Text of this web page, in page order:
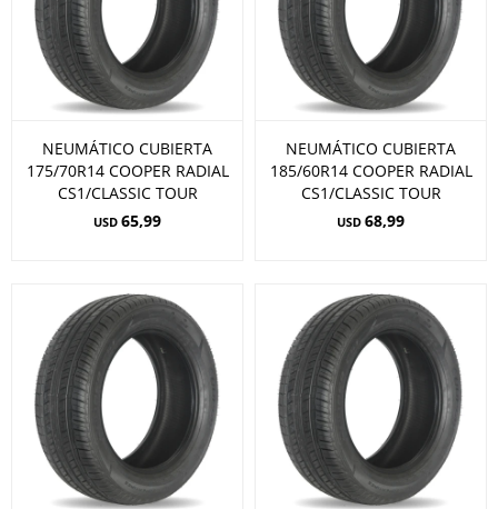
NEUMÁTICO CUBIERTA
175/70R14 COOPER RADIAL
CS1/CLASSIC TOUR
USD 65,99
NEUMÁTICO CUBIERTA
185/60R14 COOPER RADIAL
CS1/CLASSIC TOUR
USD 68,99